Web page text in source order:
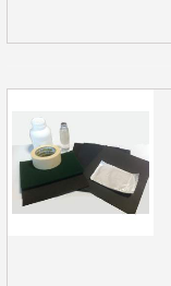
Livraison offerte
Votre
Partagez